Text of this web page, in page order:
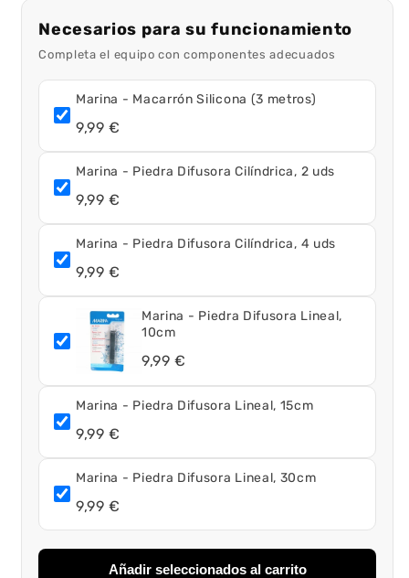
Necesarios para su funcionamiento
Completa el equipo con componentes adecuados
Marina - Macarrón Silicona (3 metros)
9,99 €
Marina - Piedra Difusora Cilíndrica, 2 uds
9,99 €
Marina - Piedra Difusora Cilíndrica, 4 uds
9,99 €
Marina - Piedra Difusora Lineal,
10cm
9,99 €
Marina - Piedra Difusora Lineal, 15cm
9,99 €
Marina - Piedra Difusora Lineal, 30cm
9,99 €
Añadir seleccionados al carrito